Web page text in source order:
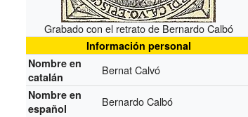
Grabado con el retrato de Bernardo Calbó
Información personal
Nombre en
catalán
Bernat Calvó
Nombre en
español
Bernardo Calbó